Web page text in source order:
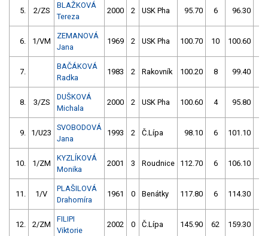
5. 2/ZS
BLAŽKOVÁ
Tereza
2000 2 USK Pha 95.70 6 96.30
6. 1/VM
ZEMANOVÁ
Jana
1969 2 USK Pha 100.70 10 100.60
7.
BAČÁKOVÁ
Radka
1983 2 Rakovník 100.20 8 99.40
8. 3/ZS
DUŠKOVÁ
Michala
2000 2 USK Pha 100.60 4 95.80
9. 1/U23
SVOBODOVÁ
Jana
1993 2 Č.Lípa 98.10 6 101.10
10. 1/ZM
KYZLÍKOVÁ
Monika
2001 3 Roudnice 112.70 6 106.10
11. 1/V
PLAŠILOVÁ
Drahomíra
1961 0 Benátky 117.80 6 114.30
12. 2/ZM
FILIPI
Viktorie
2002 0 Č.Lípa 145.90 62 159.30